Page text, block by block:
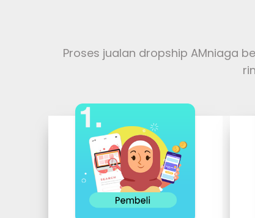
Proses jualan dropship AMniaga